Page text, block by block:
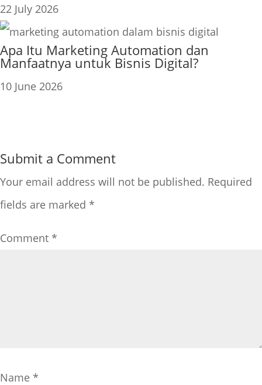
22 July 2026
Apa Itu Marketing Automation dan
Manfaatnya untuk Bisnis Digital?
10 June 2026
Submit a Comment
Your email address will not be published. Required
fields are marked *
Comment *
Name *